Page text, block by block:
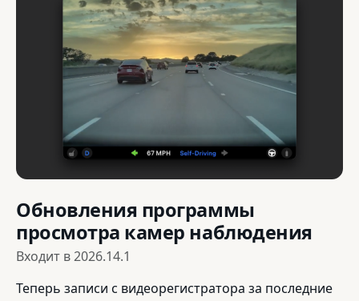
Обновления программы
просмотра камер наблюдения
Входит в2026.14.1
Теперь записи с видеорегистратора за последние